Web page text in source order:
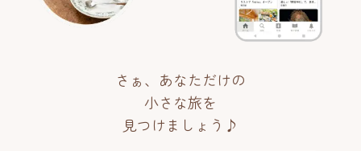
さぁ、あなただけの
小さな旅を
見つけましょう♪